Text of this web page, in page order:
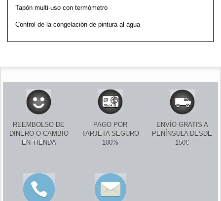
Tapón multi-uso con termómetro
Control de la congelación de pintura al agua
REEMBOLSO DE
DINERO O CAMBIO
EN TIENDA
PAGO POR
TARJETA SEGURO
100%
ENVÍO GRATIS A
PENÍNSULA DESDE
150€